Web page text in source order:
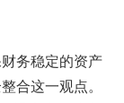
务稳定的资产
合这一观点。